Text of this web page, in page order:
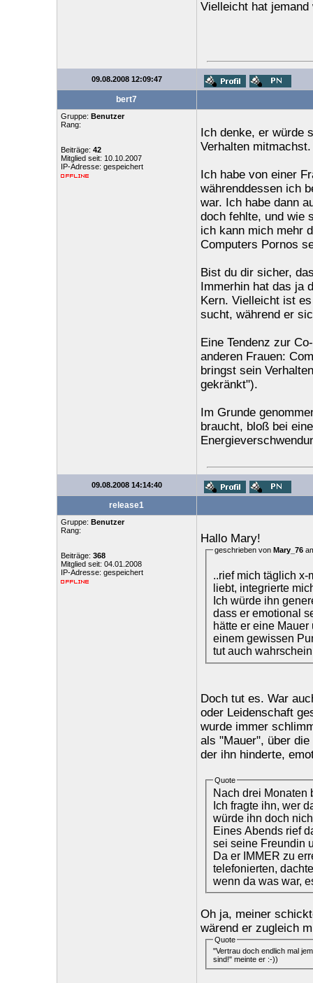
Vielleicht hat
09.08.2008 12:09:47
bert7
Gruppe: Benutzer
Rang:
Beiträge: 42
Mitglied seit: 10.10.2007
IP-Adresse: gespeichert
Ich denke, er würde
Verhalten mitmachst.
Ich habe von einer
währenddessen ich
war. Ich habe dann
doch fehlte, und wie
ich kann mich mehr
Computers Pornos
Bist du dir sicher,
Immerhin hat das ja
Kern. Vielleicht ist
sucht, während er
Eine Tendenz zur
anderen Frauen:
bringst sein
gekränkt").
Im Grunde
braucht, bloß bei
09.08.2008 14:14:40
release1
Gruppe: Benutzer
Rang:
Beiträge: 368
Mitglied seit: 04.01.2008
IP-Adresse: gespeichert
Hallo Mary!
geschrieben von Mary_76
..rief mich täglich
liebt, integrierte
Ich würde ihn
dass er emotional
hätte er eine
einem gewissen
tut auch
Doch tut es. War
oder Leidenschaft
wurde immer
als "Mauer", über
der ihn hinderte,
Quote
Nach drei Monaten
Ich fragte ihn, wer
würde ihn doch
Eines Abends rief
sei seine Freundin
Da er IMMER zu
telefonierten,
wenn da was war,
Oh ja, meiner
wärend er zugleich
Quote
"Vertrau doch endlich mal
sind!" meinte er :-))